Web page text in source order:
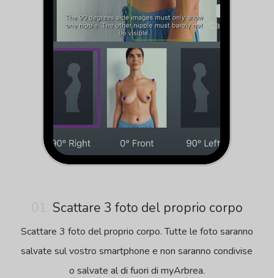
Scattare 3 foto del proprio corpo
Scattare 3 foto del proprio corpo. Tutte le foto saranno
salvate sul vostro smartphone e non saranno condivise
o salvate al di fuori di myArbrea.